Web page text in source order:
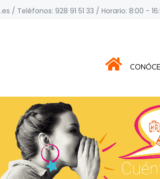
/ Teléfonos: 928 91 51 33 / Horario: 8:00 -